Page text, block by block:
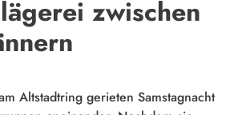
zwischen
Altstadtring gerieten Samstagnacht